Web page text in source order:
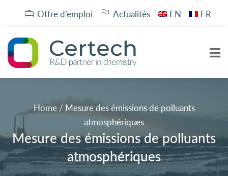
Offre d’emploi Actualités EN FR
Home/ Mesure des émissions de polluants
atmosphériques
Mesure des émissions de polluants
atmosphériques